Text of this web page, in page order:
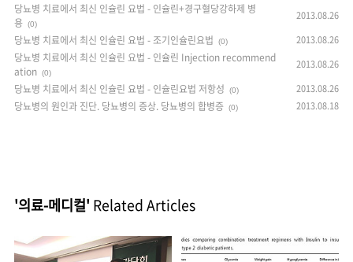
당뇨병 치료에서 최신 인슐린 요법 - 인슐린+경구혈당강하제 병
용 (0)
2013.08.26
당뇨병 치료에서 최신 인슐린 요법 - 조기인슐린요법 (0) 2013.08.26
당뇨병 치료에서 최신 인슐린 요법 - 인슐린 Injection recommend
ation (0)
2013.08.26
당뇨병 치료에서 최신 인슐린 요법 - 인슐린요법 저항성 (0) 2013.08.26
당뇨병의 원인과 진단. 당뇨병의 증상. 당뇨병의 합병증 (0) 2013.08.18
'의료-메디컬' Related Articles